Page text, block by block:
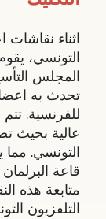
اثناء
التونسي،
المجلس
تحدث به
للفرنسية.
عالية بحيث
التونسي.
قاعة
متابعة هذه
التلفزيون